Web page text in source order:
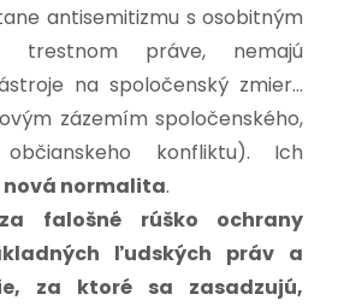
antisemitizmu s osobitným
trestnom práve, nemajú
na spoločenský zmier…
zázemím spoločenského,
konfliktu). Ich
nová normalita.
falošné rúško ochrany
ľudských práv a
za ktoré sa zasadzujú,